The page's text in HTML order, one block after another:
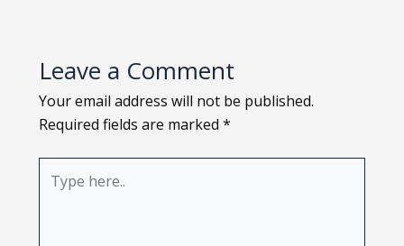
Leave a Comment
Your email address will not be published.
Required fields are marked *
here..